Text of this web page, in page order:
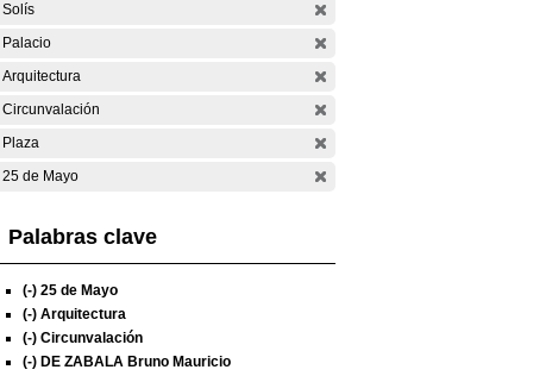
Solís
Palacio
Arquitectura
Circunvalación
Plaza
25 de Mayo
Palabras clave
(-) 25 de Mayo
(-) Arquitectura
(-) Circunvalación
(-) DE ZABALA Bruno Mauricio